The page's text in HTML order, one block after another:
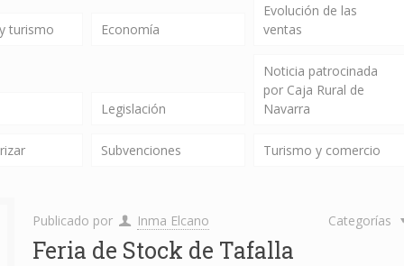
turismo Economía
Evolución de las
ventas
Legislación
Noticia patrocinada
por Caja Rural de
Navarra
Subvenciones Turismo y comercio
Publicado por Inma Elcano Categorías
Feria de Stock de Tafalla